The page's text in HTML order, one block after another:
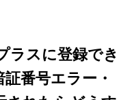
ラスに登録でき
番号エラー・